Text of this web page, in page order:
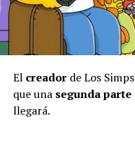
El creadorde Los
que una segunda parte
llegará.